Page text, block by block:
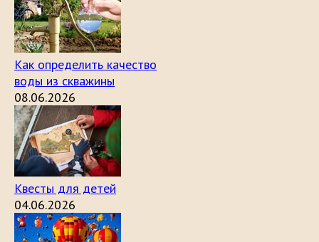
Как определить качество
воды из скважины
08.06.2026
Квесты для детей
04.06.2026